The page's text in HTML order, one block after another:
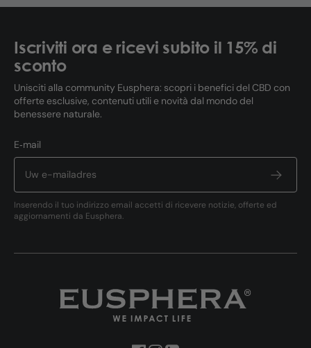
Iscriviti ora e ricevi subito il 15% di
sconto
Unisciti alla community Eusphera: scopri i benefici del CBD con
offerte esclusive, contenuti utili e novità dal mondo del
benessere naturale.
E‑mail
Inserendo il tuo indirizzo email accetti di ricevere notizie, offerte ed
aggiornamenti da Eusphera.